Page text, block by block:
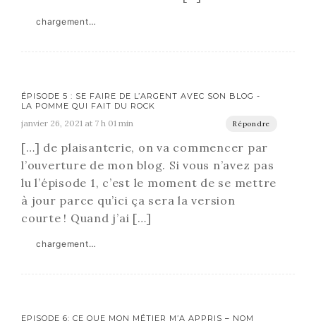
chargement…
ÉPISODE 5 : SE FAIRE DE L’ARGENT AVEC SON BLOG -
LA POMME QUI FAIT DU ROCK
janvier 26, 2021 at 7 h 01 min Répondre
[…] de plaisanterie, on va commencer par
l’ouverture de mon blog. Si vous n’avez pas
lu l’épisode 1, c’est le moment de se mettre
à jour parce qu’ici ça sera la version
courte ! Quand j’ai […]
chargement…
EPISODE 6: CE QUE MON MÉTIER M’A APPRIS – NOM